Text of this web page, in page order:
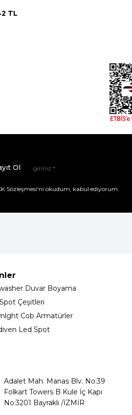
TL
Ol
Sözleşmesi'ni okudum, kabul ediyorum.
Duvar Boyama
Çeşitleri
Cob Armatürler
Led Spot
Adalet Mah. Manas Blv. No:39
Folkart Towers B Kule İç Kapı
No:3201 Bayraklı /İZMİR